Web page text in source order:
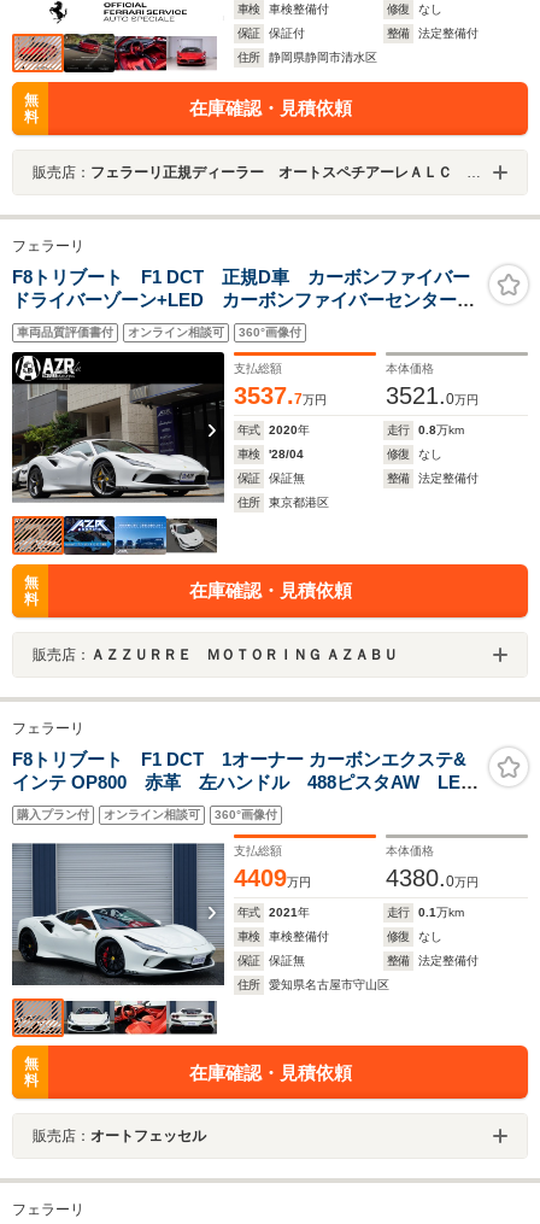
車検
車検整備付 修復
なし
保証
保証付 整備
法定整備付
住所
静岡県静岡市清水区
無
料
在庫確認・見積依頼
販売店： フェラーリ正規ディーラー オートスペチアーレＡＬＣ ＭＯＴＯＲＳ ＧＲＯＵＰ
フェラーリ
F8トリブート F1 DCT 正規D車 カーボンファイバー
ドライバーゾーン+LED カーボンファイバーセンターブ
リッジ カーボンファイバーダッシュインサート カー
ボンファイバーエンジンカバー カーボンファイバーレ
ーシングシート
車両品質評価書付 オンライン相談可 360°画像付
支払総額
3537.7万円
本体価格
3521.0万円
年式 2020年 走行 0.8万km
車検
'28/04 修復
なし
保証
保証無 整備
法定整備付
住所
東京都港区
無
料
在庫確認・見積依頼
販売店： ＡＺＺＵＲＲＥ ＭＯＴＯＲＩＮＧ ＡＺＡＢＵ
フェラーリ
F8トリブート F1 DCT 1オーナー カーボンエクステ&
インテ OP800 赤革 左ハンドル 488ピスタAW LED
カーボンH サスペンションリフター AFS アップル
カ-プレイ バックカメラ ステッチ&跳馬刺繍 屋内保
管 禁煙車
購入プラン付 オンライン相談可 360°画像付
支払総額
4409万円
本体価格
4380.0万円
年式 2021年 走行 0.1万km
車検
車検整備付 修復
なし
保証
保証無 整備
法定整備付
住所
愛知県名古屋市守山区
無
料
在庫確認・見積依頼
販売店： オートフェッセル
フェラーリ